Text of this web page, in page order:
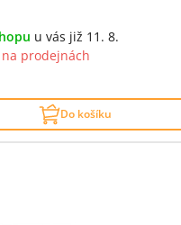
u vás již 11. 8.
na prodejnách
Do košíku